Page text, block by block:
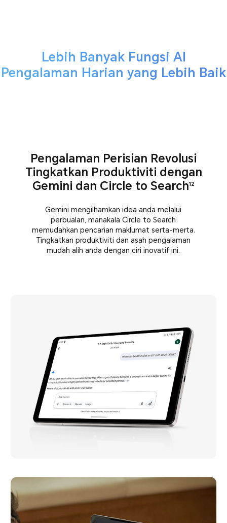
Lebih Banyak Fungsi AI
Pengalaman Harian yang Lebih Baik
Pengalaman Perisian Revolusi
Tingkatkan Produktiviti dengan
Gemini dan Circle to Search12
Gemini mengilhamkan idea anda melalui
perbualan, manakala Circle to Search
memudahkan pencarian maklumat serta-merta.
Tingkatkan produktiviti dan asah pengalaman
mudah alih anda dengan ciri inovatif ini.